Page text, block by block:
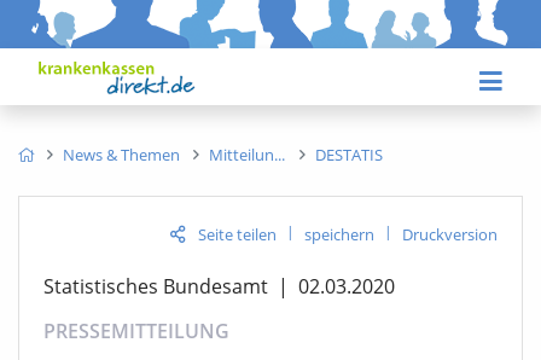
News & Themen Mitteilun DESTATIS
Seite teilen | speichern | Druckversion
Statistisches Bundesamt | 02.03.2020
PRESSEMITTEILUNG